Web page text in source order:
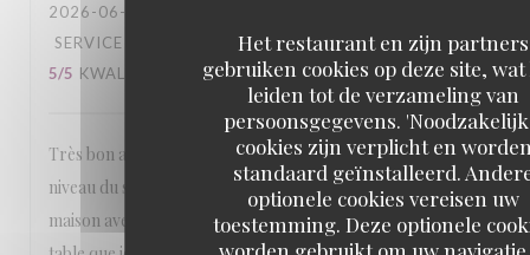
Het restaurant en zijn partners
gebruiken cookies op deze site,
leiden tot de verzameling van
persoonsgegevens.
cookies zijn verplicht en
standaard geïnstalleerd.
optionele cookies vereisen uw
toestemming. Deze optionele
worden gebruikt om uw
2026-06-30
SERVICE
ATMOSFEER: 5/5 KEUKEN :
5/5 KWALITEIT / PRIJS: 5/5
Très bon accueil, service excellent Et le déjeuner est au
niveau du service excellent de l’entrée au dessert Fait
maison avec des produits frais de la region Très bonne